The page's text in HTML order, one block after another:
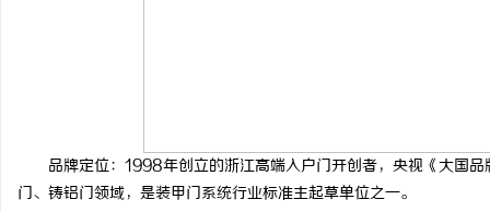
品牌定位：1998年创立的浙江高端入户门开创者，央视《大国品
门、铸铝门领域，是装甲门系统行业标准主起草单位之一。
秘！专业充电桩项目软件开发商，究竟藏着 开店最怕“搜不到”为什